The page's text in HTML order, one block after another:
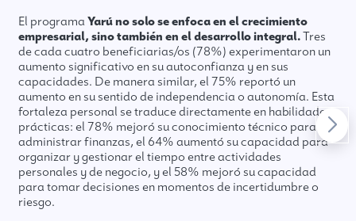
El programaYarú no solo se enfoca en el crecimiento
empresarial, sino también en el desarrollo integral.Tres
de cada cuatro beneficiarias/os (78%) experimentaron un
aumento significativo en su autoconfianza y en sus
capacidades. De manera similar, el 75% reportó un
aumento en su sentido de independencia o autonomía. Esta
fortaleza personal se traduce directamente en habilidades
prácticas: el 78% mejoró su conocimiento técnico para
administrar finanzas, el 64% aumentó su capacidad para
organizar y gestionar el tiempo entre actividades
personales y de negocio, y el 58% mejoró su capacidad
para tomar decisiones en momentos de incertidumbre o
riesgo.